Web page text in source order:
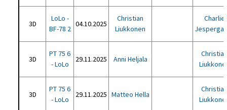
3D
LoLo -
BF-78 2
04.10.2025
Christian
Liukkonen
Charlie
3D
PT 75 6
- LoLo
29.11.2025 Anni Heljala
3D
PT 75 6
- LoLo
29.11.2025 Matteo Hella